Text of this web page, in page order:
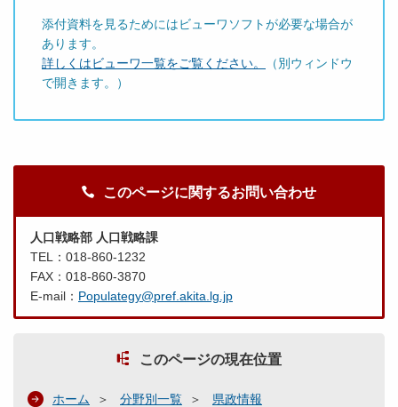
添付資料を見るためにはビューワソフトが必要な場合が
あります。
詳しくはビューワ一覧をご覧ください。
（別ウィンドウ
で開きます。）
このページに関するお問い合わせ
人口戦略部 人口戦略課
TEL：018-860-1232
FAX：018-860-3870
E-mail： Populategy@pref.akita.lg.jp
このページの現在位置
ホーム 分野別一覧
県政情報